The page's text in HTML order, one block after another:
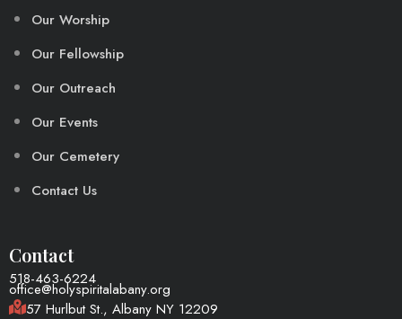
Our Worship
Our Fellowship
Our Outreach
Our Events
Our Cemetery
Contact Us
Contact
518-463-6224
office@holyspiritalabany.org
57 Hurlbut St., Albany NY 12209